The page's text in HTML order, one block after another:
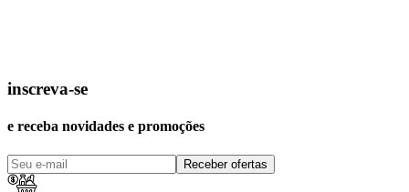
inscreva-se
e receba novidades e promoções
Receber ofertas